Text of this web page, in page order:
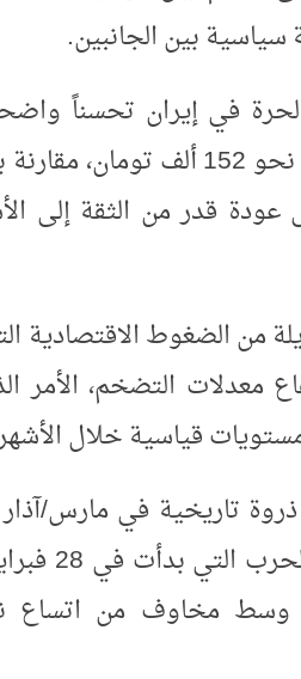
بين الجانبين.
في إيران تحسناً
قدر من الثقة إلى
من الضغوط الاقتصادية
معدلات التضخم،
مستويات قياسية خلال
ألف
وسط مخاوف من اتساع